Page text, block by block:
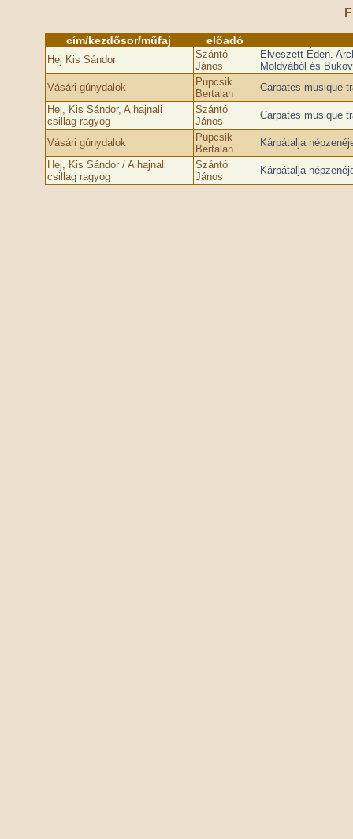
cím/kezdősor/műfaj előadó
Hej Kis Sándor
Szántó
János
Elveszett Éden.
Moldvából és
Vásári gúnydalok
Pupcsik
Bertalan
Carpates musique
Hej, Kis Sándor, A hajnali
csillag ragyog
Szántó
János
Carpates musique
Vásári gúnydalok
Pupcsik
Bertalan
Kárpátalja
Hej, Kis Sándor / A hajnali
csillag ragyog
Szántó
János
Kárpátalja